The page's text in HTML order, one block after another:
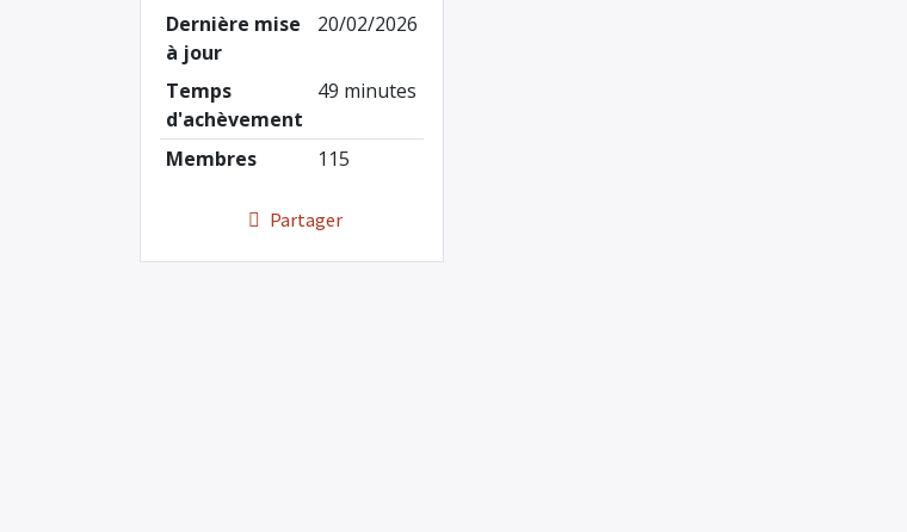
Dernière mise
à jour
20/02/2026
Temps
d'achèvement
49 minutes
Membres 115
Partager